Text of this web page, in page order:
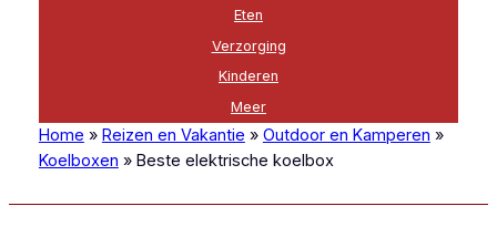
Eten
Verzorging
Kinderen
Meer
Home » Reizen en Vakantie » Outdoor en Kamperen »
Koelboxen »Beste elektrische koelbox